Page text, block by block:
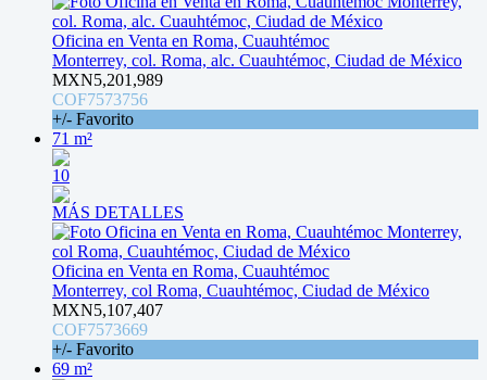
Oficina en Venta en Roma, Cuauhtémoc
Monterrey, col. Roma, alc. Cuauhtémoc, Ciudad de México
MXN5,201,989
COF7573756
+/- Favorito
71 m²
10
MÁS DETALLES
Oficina en Venta en Roma, Cuauhtémoc
Monterrey, col Roma, Cuauhtémoc, Ciudad de México
MXN5,107,407
COF7573669
+/- Favorito
69 m²